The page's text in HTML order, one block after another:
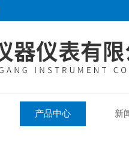
产品中心 新